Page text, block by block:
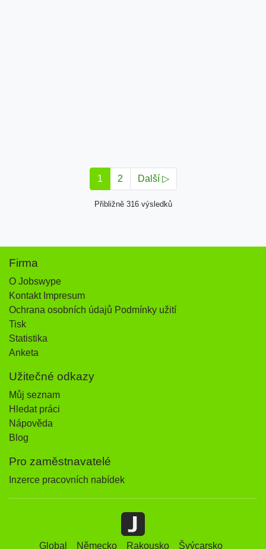
1 2 Další ▷
Přibližně 316 výsledků
Firma
O Jobswype
Kontakt Impresum
Ochrana osobních údajů Podmínky užití
Tisk
Statistika
Anketa
Užitečné odkazy
Můj seznam
Hledat práci
Nápověda
Blog
Pro zaměstnavatelé
Inzerce pracovních nabídek
Global Německo Rakousko Švýcarsko